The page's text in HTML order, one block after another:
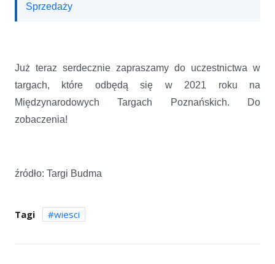
Sprzedaży
Już teraz serdecznie zapraszamy do uczestnictwa w
targach, które odbędą się w 2021 roku na
Międzynarodowych Targach Poznańskich. Do
zobaczenia!
źródło: Targi Budma
Tagi wiesci